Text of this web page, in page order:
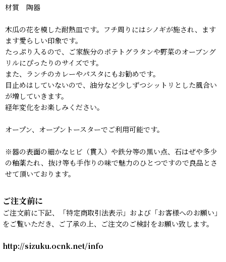
材質 陶器
木瓜の花を模した耐熱皿です。フチ周りにはシノギが施され、ます
ます愛らしい印象です。
たっぷり入るので、ご家族分のポテトグラタンや野菜のオーブング
リルにぴったりのサイズです。
また、ランチのカレーやパスタにもお勧めです。
目止めはしていないので、油分など少しずつシットリとした風合い
が増していきます。
経年変化をお楽しみください。
オープン、オープントースターでご利用可能です。
※器の表面の細かなヒビ（貫入）や鉄分等の黒い点、石はぜや多少
の釉薬たれ、抜け等も手作りの味で魅力のひとつですので良品とさ
せて頂いております。
ご注文前に
ご注文前に下記、「特定商取引法表示」および「お客様へのお願い」
をご覧いただき、ご了承の上、ご注文のご検討をお願い致します。
http://sizuku.ocnk.net/info